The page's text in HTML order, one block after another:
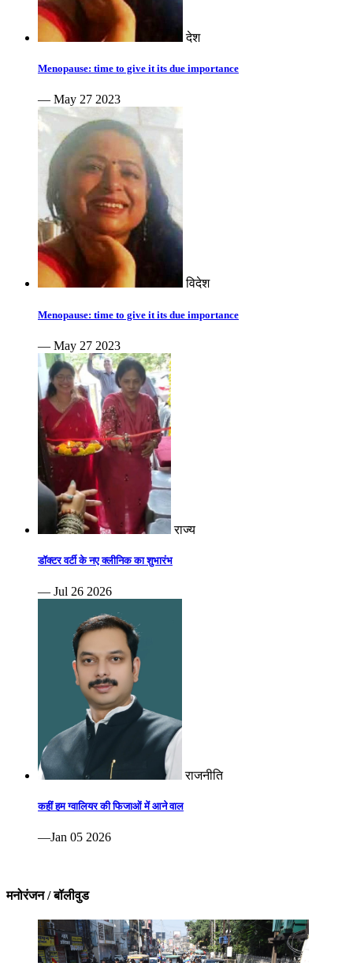
देश
Menopause: time to give it its due importance
— May 27 2023
विदेश
Menopause: time to give it its due importance
— May 27 2023
राज्य
डॉक्टर वर्टी के नए क्लीनिक का शुभारंभ
— Jul 26 2026
राजनीति
कहीं हम ग्वालियर की फिजाओं में आने वाल
—Jan 05 2026
मनोरंजन / बॉलीवुड